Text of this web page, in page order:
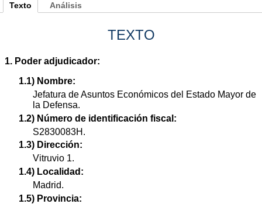
Texto
TEXTO
1. Poder adjudicador:
1.1) Nombre:
Jefatura de Asuntos Económicos del Estado Mayor de
la Defensa.
1.2) Número de identificación fiscal:
S2830083H.
1.3) Dirección:
Vitruvio 1.
1.4) Localidad:
Madrid.
1.5) Provincia:
Análisis